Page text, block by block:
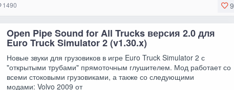
9
1490
Open Pipe Sound for All Trucks версия 2.0 для
Euro Truck Simulator 2 (v1.30.x)
Новые звуки для грузовиков в игре Euro Truck Simulator 2 с
"открытыми трубами" прямоточным глушителем. Мод работает со
всеми стоковыми грузовиками, а также со следующими
модами: Volvo 2009 от